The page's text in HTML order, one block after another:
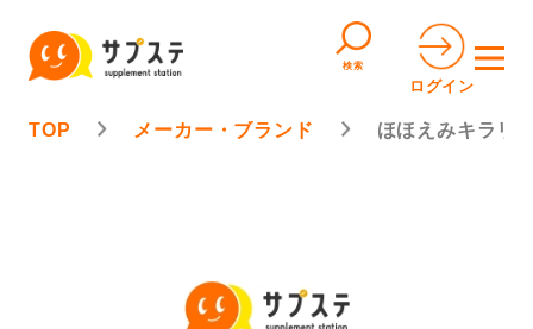
検索
ログイン
TOP メーカー・ブランド ほほえみキラリ